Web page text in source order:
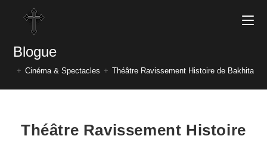
Blogue
+ Cinéma & Spectacles + Théâtre Ravissement Histoire de Bakhita
Théâtre Ravissement Histoire